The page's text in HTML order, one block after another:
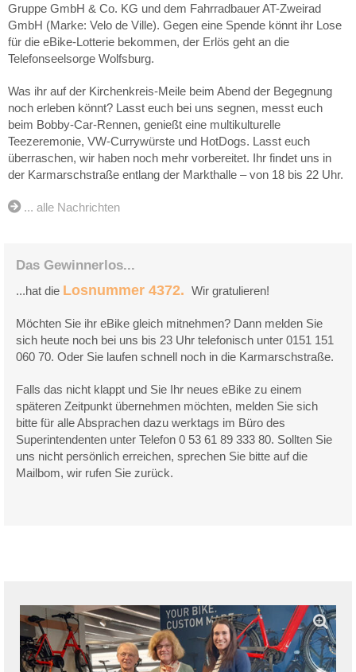
Gruppe GmbH & Co. KG und dem Fahrradbauer AT-Zweirad
GmbH (Marke: Velo de Ville). Gegen eine Spende könnt ihr Lose
für die eBike-Lotterie bekommen, der Erlös geht an die
Telefonseelsorge Wolfsburg.
Was ihr auf der Kirchenkreis-Meile beim Abend der Begegnung
noch erleben könnt? Lasst euch bei uns segnen, messt euch
beim Bobby-Car-Rennen, genießt eine multikulturelle
Teezeremonie, VW-Currywürste und HotDogs. Lasst euch
überraschen, wir haben noch mehr vorbereitet. Ihr findet uns in
der Karmarschstraße entlang der Markthalle – von 18 bis 22 Uhr.
... alle Nachrichten
Das Gewinnerlos...
...hat die Losnummer 4372. Wir gratulieren!
Möchten Sie ihr eBike gleich mitnehmen? Dann melden Sie
sich heute noch bei uns bis 23 Uhr telefonisch unter 0151 151
060 70. Oder Sie laufen schnell noch in die Karmarschstraße.
Falls das nicht klappt und Sie Ihr neues eBike zu einem
späteren Zeitpunkt übernehmen möchten, melden Sie sich
bitte für alle Absprachen dazu werktags im Büro des
Superintendenten unter Telefon 0 53 61 89 333 80. Sollten Sie
uns nicht persönlich erreichen, sprechen Sie bitte auf die
Mailbom, wir rufen Sie zurück.